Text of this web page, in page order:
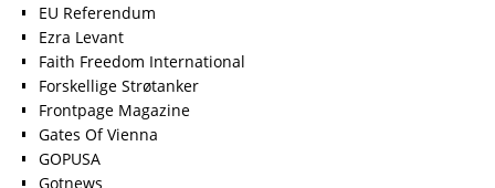
EU Referendum
Ezra Levant
Faith Freedom International
Forskellige Strøtanker
Frontpage Magazine
Gates Of Vienna
GOPUSA
Gotnews